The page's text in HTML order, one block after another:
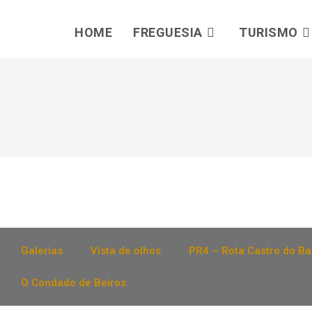
HOME FREGUESIA TURISMO
Galerias Vista de olhos PR4 – Rota Castro do
O Condado de Beiros